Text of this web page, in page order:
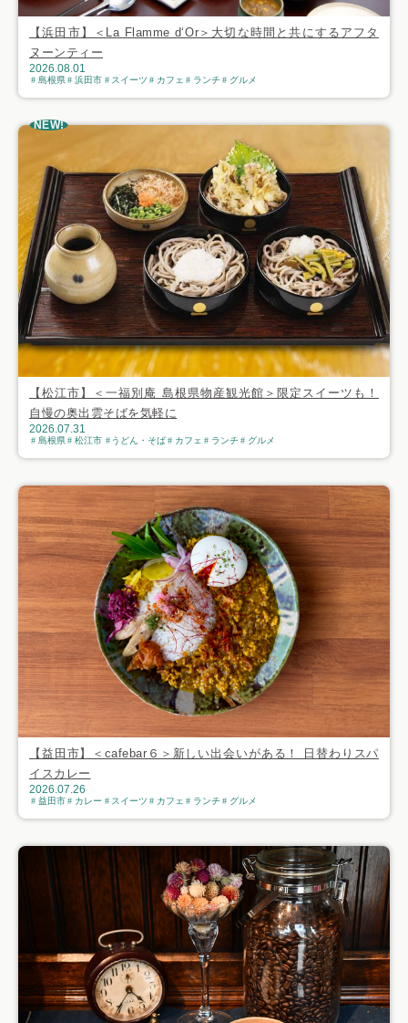
【浜田市】＜La Flamme d‘Or＞大切な時間と共にするアフタ
ヌーンティー
2026.08.01
島根県 浜田市 スイーツ カフェ ランチ グルメ
NEW!
【松江市】＜一福別庵 島根県物産観光館＞限定スイーツも！
自慢の奥出雲そばを気軽に
2026.07.31
島根県 松江市 うどん・そば カフェ ランチ グルメ
【益田市】＜cafebar６＞新しい出会いがある！ 日替わりスパ
イスカレー
2026.07.26
益田市 カレー スイーツ カフェ ランチ グルメ